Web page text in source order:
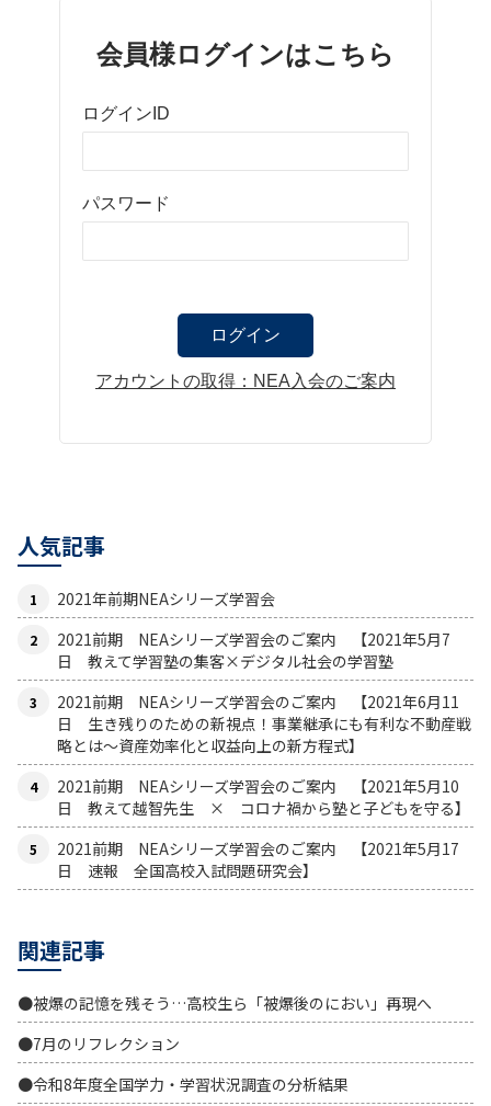
会員様ログインはこちら
ログインID
パスワード
アカウントの取得：NEA入会のご案内
人気記事
2021年前期NEAシリーズ学習会
2021前期 NEAシリーズ学習会のご案内 【2021年5月7
日 教えて学習塾の集客×デジタル社会の学習塾
2021前期 NEAシリーズ学習会のご案内 【2021年6月11
日 生き残りのための新視点！事業継承にも有利な不動産戦
略とは〜資産効率化と収益向上の新方程式】
2021前期 NEAシリーズ学習会のご案内 【2021年5月10
日 教えて越智先生 × コロナ禍から塾と子どもを守る】
2021前期 NEAシリーズ学習会のご案内 【2021年5月17
日 速報 全国高校入試問題研究会】
関連記事
●被爆の記憶を残そう…高校生ら「被爆後のにおい」再現へ
●7月のリフレクション
●令和8年度全国学力・学習状況調査の分析結果